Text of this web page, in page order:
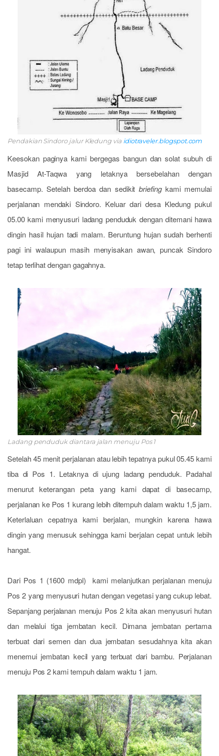
Pendakian Sindoro jalur Kledung via idiotraveler.blogspot.com
Keesokan paginya kami bergegas bangun dan solat subuh di
Masjid At-Taqwa yang letaknya bersebelahan dengan
basecamp. Setelah berdoa dan sedikit briefingkami memulai
perjalanan mendaki Sindoro. Keluar dari desa Kledung pukul
05.00 kami menyusuri ladang penduduk dengan ditemani hawa
dingin hasil hujan tadi malam. Beruntung hujan sudah berhenti
pagi ini walaupun masih menyisakan awan, puncak Sindoro
tetap terlihat dengan gagahnya.
Ladang penduduk diantara jalan menuju Pos 1
Setelah 45 menit perjalanan atau lebih tepatnya pukul 05.45 kami
tiba di Pos 1. Letaknya di ujung ladang penduduk. Padahal
menurut keterangan peta yang kami dapat di basecamp,
perjalanan ke Pos 1 kurang lebih ditempuh dalam waktu 1,5 jam.
Keterlaluan cepatnya kami berjalan, mungkin karena hawa
dingin yang menusuk sehingga kami berjalan cepat untuk lebih
hangat.
Dari Pos 1 (1600 mdpl) kami melanjutkan perjalanan menuju
Pos 2 yang menyusuri hutan dengan vegetasi yang cukup lebat.
Sepanjang perjalanan menuju Pos 2 kita akan menyusuri hutan
dan melalui tiga jembatan kecil. Dimana jembatan pertama
terbuat dari semen dan dua jembatan sesudahnya kita akan
menemui jembatan kecil yang terbuat dari bambu. Perjalanan
menuju Pos 2 kami tempuh dalam waktu 1 jam.